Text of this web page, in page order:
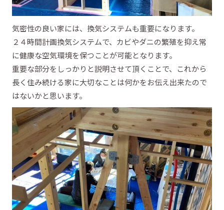
気密性の良い家には、換気システムも重要になります。
２４時間計画換気システムで、カビやダニの繁殖を抑え常
に健康な空気環境を保つことが可能となります。
重要な部分をしっかりと説明させて頂くことで、これから
長く住み続ける家に大切なことは何かをお伝え出来たので
はないかと思います。